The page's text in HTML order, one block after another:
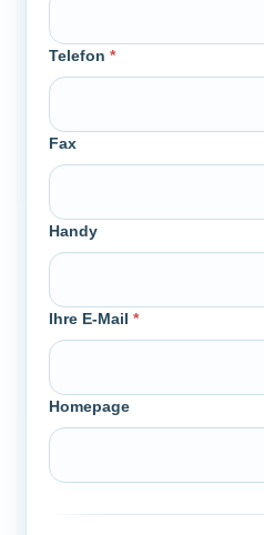
Telefon *
Fax
Handy
Ihre E-Mail *
Homepage